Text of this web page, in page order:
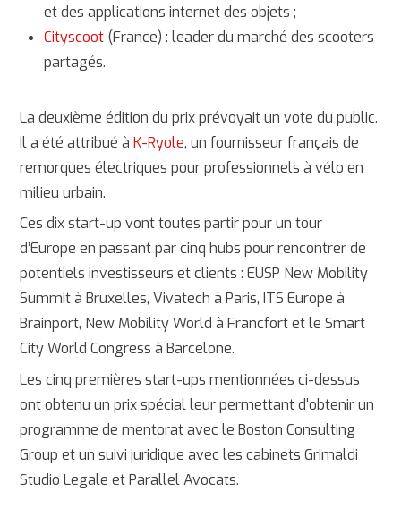
et des applications internet des objets ;
Cityscoot(France) : leader du marché des scooters
partagés.
La deuxième édition du prix prévoyait un vote du public.
Il a été attribué àK-Ryole, un fournisseur français de
remorques électriques pour professionnels à vélo en
milieu urbain.
Ces dix start-up vont toutes partir pour un tour
d’Europe en passant par cinq hubs pour rencontrer de
potentiels investisseurs et clients : EUSP New Mobility
Summit à Bruxelles, Vivatech à Paris, ITS Europe à
Brainport, New Mobility World à Francfort et le Smart
City World Congress à Barcelone.
Les cinq premières start-ups mentionnées ci-dessus
ont obtenu un prix spécial leur permettant d'obtenir un
programme de mentorat avec le Boston Consulting
Group et un suivi juridique avec les cabinets Grimaldi
Studio Legale et Parallel Avocats.